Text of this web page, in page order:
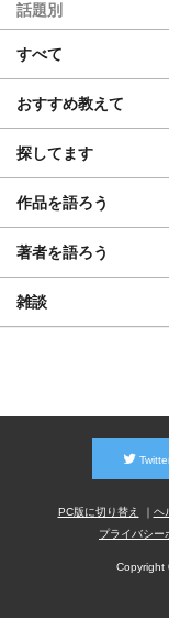
話題別
すべて
おすすめ教えて
探してます
作品を語ろう
著者を語ろう
雑談
PC版に切り替え ヘ
プライバシー
Copyright